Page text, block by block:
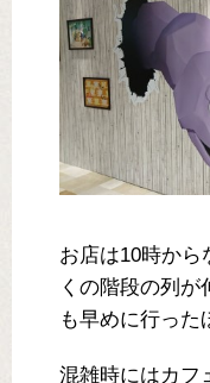
お店は10時から
くの階段の列
も早めに行った
混雑時にはカフ